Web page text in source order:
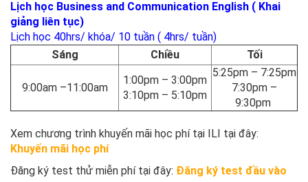
Lịch học Business and Communication English ( Khai
giảng liên tục)
Lịch học 40hrs/ khóa/ 10 tuần ( 4hrs/ tuần)
Sáng
Chiều Tối
9:00am –11:00am
1:00pm – 3:00pm
3:10pm – 5:10pm
5:25pm – 7:25pm
7:30pm –
9:30pm
Xem chương trình khuyến mãi học phí tại ILI tại đây:
Khuyến mãi học phí
Đăng ký test thử miễn phí tại đây: Đăng ký test đầu vào